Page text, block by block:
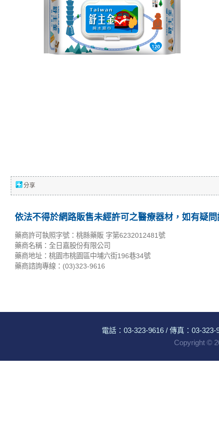
分享
依法不得於網路販售未經許可之醫療器材，如有疑
藥商許可執照字號：桃縣藥販 字第6232012481號
藥商名稱：全日嘉股份有限公司
藥商地址：桃園市桃園區中埔六街196巷34號
藥商諮詢專線：(03)323-9616
電話： 03-323-9616 / 傳真：03-323-
Copyright ©